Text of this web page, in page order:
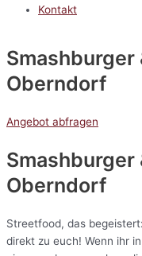
Kontakt
Smashburger
Oberndorf
Angebot abfragen
Smashburger
Oberndorf
Streetfood, das
direkt zu euch! Wenn ihr